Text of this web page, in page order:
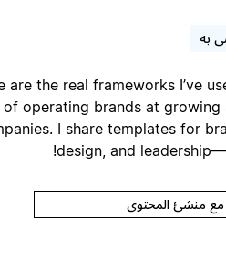
These are the real frameworks
of operating brands at
companies. I share templates
design, and
المحتوى